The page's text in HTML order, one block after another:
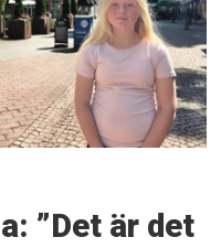
”Det är det